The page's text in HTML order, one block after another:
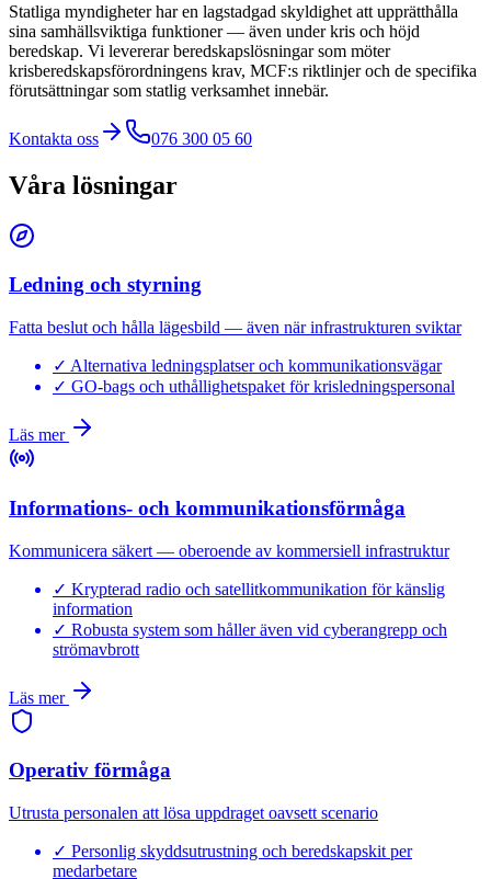
Statliga myndigheter har en lagstadgad skyldighet att upprätthålla
sina samhällsviktiga funktioner — även under kris och höjd
beredskap. Vi levererar beredskapslösningar som möter
krisberedskapsförordningens krav, MCF:s riktlinjer och de specifika
förutsättningar som statlig verksamhet innebär.
Kontakta oss 076 300 05 60
Våra lösningar
Ledning och styrning
Fatta beslut och hålla lägesbild — även när infrastrukturen sviktar
✓ Alternativa ledningsplatser och kommunikationsvägar
✓ GO-bags och uthållighetspaket för krisledningspersonal
Läs mer
Informations- och kommunikationsförmåga
Kommunicera säkert — oberoende av kommersiell infrastruktur
✓ Krypterad radio och satellitkommunikation för känslig
information
✓ Robusta system som håller även vid cyberangrepp och
strömavbrott
Läs mer
Operativ förmåga
Utrusta personalen att lösa uppdraget oavsett scenario
✓ Personlig skyddsutrustning och beredskapskit per
medarbetare